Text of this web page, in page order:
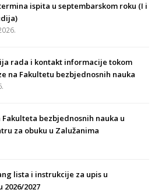
ispita u septembarskom roku (I i
rada i kontakt informacije tokom
na Fakultetu bezbjednosnih nauka
bezbjednosnih nauka u
za obuku u Zalužanima
lista i instrukcije za upis u
2026/2027